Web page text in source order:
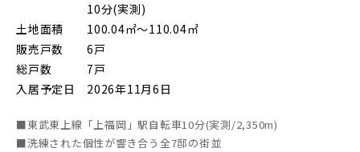
新座市(2)
桶川市(2)
富士見市(0)
白岡市(0)
北足立郡伊奈町(5)
埼玉・東部エリア(15)
10分(実測)
土地面積
100.04㎡～110.04㎡
販売戸数
6戸
総戸数
7戸
入居予定日
2026年11月6日
■東武東上線「上福岡」駅自転車10分(実測/2,350m)
■洗練された個性が響き合う全7邸の街並